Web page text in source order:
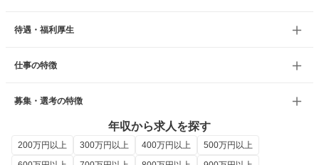
待遇・福利厚生
仕事の特徴
募集・選考の特徴
年収から求人を探す
200万円以上 300万円以上 400万円以上
500万円以上